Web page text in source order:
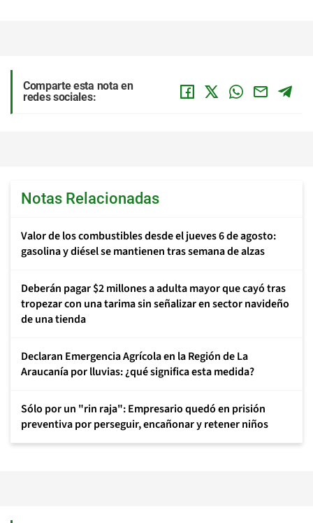
Comparte esta nota en
redes sociales:
Notas Relacionadas
Valor de los combustibles desde el jueves 6 de agosto:
gasolina y diésel se mantienen tras semana de alzas
Deberán pagar $2 millones a adulta mayor que cayó tras
tropezar con una tarima sin señalizar en sector navideño
de una tienda
Declaran Emergencia Agrícola en la Región de La
Araucanía por lluvias: ¿qué significa esta medida?
Sólo por un "rin raja": Empresario quedó en prisión
preventiva por perseguir, encañonar y retener niños